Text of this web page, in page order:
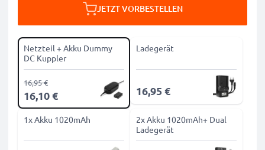
JETZT VORBESTELLEN
Netzteil + Akku Dummy
DC Kuppler
16,10 €
16,95 €
Ladegerät
16,95 €
1x Akku 1020mAh
2x Akku 1020mAh+ Dual
Ladegerät